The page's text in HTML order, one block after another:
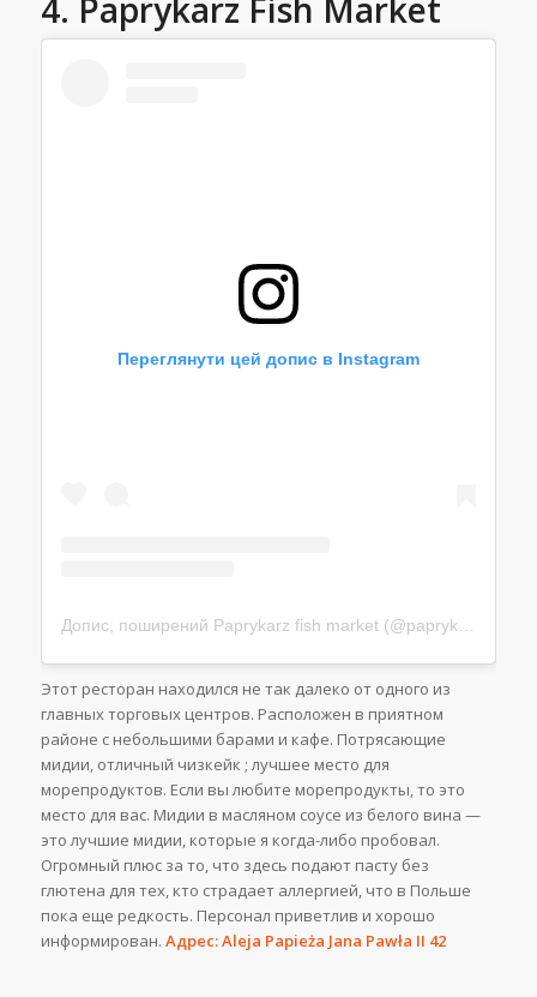
4. Paprykarz Fish Market
Переглянути цей допис в Instagram
Этот ресторан находился не так далеко от одного из
главных торговых центров. Расположен в приятном
районе с небольшими барами и кафе. Потрясающие
мидии, отличный чизкейк ; лучшее место для
морепродуктов. Если вы любите морепродукты, то это
место для вас. Мидии в масляном соусе из белого вина —
это лучшие мидии, которые я когда-либо пробовал.
Огромный плюс за то, что здесь подают пасту без
глютена для тех, кто страдает аллергией, что в Польше
пока еще редкость. Персонал приветлив и хорошо
информирован. Адрес: Aleja Papieża Jana Pawła II 42